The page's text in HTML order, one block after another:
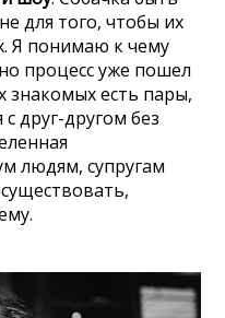
для того, чтобы их
Я понимаю к чему
процесс уже пошел
знакомых есть пары,
друг-другом без
людям, супругам